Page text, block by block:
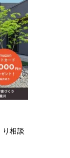
り相談